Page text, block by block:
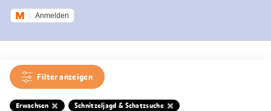
Anmelden
Filter anzeigen
Erwachsen Schnitzeljagd & Schatzsuche